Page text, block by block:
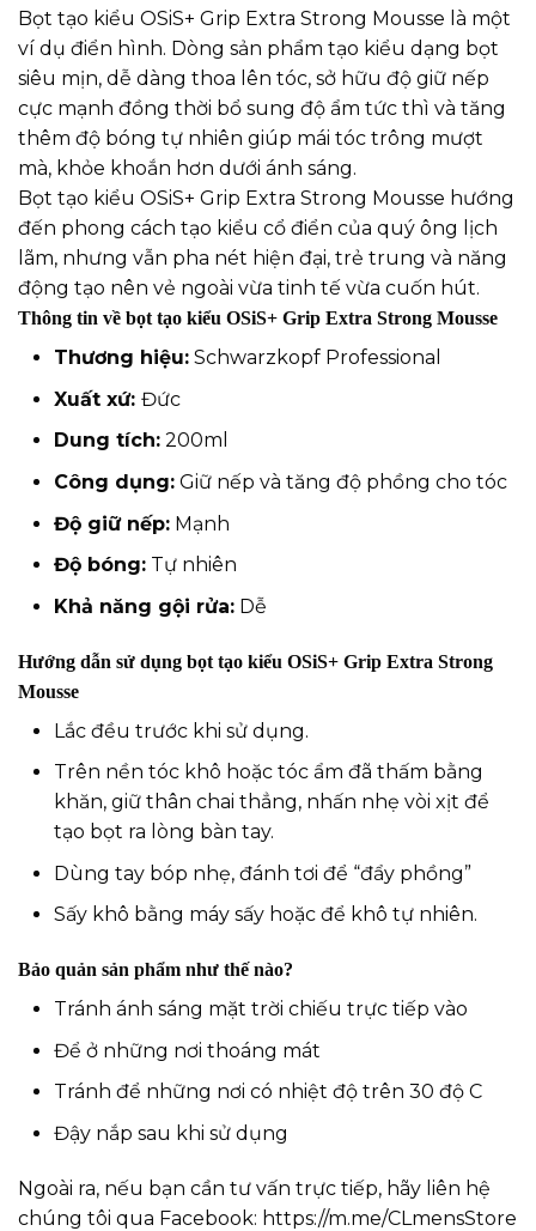
Bọt tạo kiểu OSiS+ Grip Extra Strong Mousse là một
ví dụ điển hình. Dòng sản phẩm tạo kiểu dạng bọt
siêu mịn, dễ dàng thoa lên tóc, sở hữu độ giữ nếp
cực mạnh đồng thời bổ sung độ ẩm tức thì và tăng
thêm độ bóng tự nhiên giúp mái tóc trông mượt
mà, khỏe khoắn hơn dưới ánh sáng.
Bọt tạo kiểu OSiS+ Grip Extra Strong Mousse hướng
đến phong cách tạo kiểu cổ điển của quý ông lịch
lãm, nhưng vẫn pha nét hiện đại, trẻ trung và năng
động tạo nên vẻ ngoài vừa tinh tế vừa cuốn hút.
Thông tin về bọt tạo kiểu OSiS+ Grip Extra Strong Mousse
Thương hiệu: Schwarzkopf Professional
Xuất xứ: Đức
Dung tích: 200ml
Công dụng: Giữ nếp và tăng độ phồng cho tóc
Độ giữ nếp: Mạnh
Độ bóng: Tự nhiên
Khả năng gội rửa: Dễ
Hướng dẫn sử dụng bọt tạo kiểu OSiS+ Grip Extra Strong
Mousse
Lắc đều trước khi sử dụng.
Trên nền tóc khô hoặc tóc ẩm đã thấm bằng
khăn, giữ thân chai thẳng, nhấn nhẹ vòi xịt để
tạo bọt ra lòng bàn tay.
Dùng tay bóp nhẹ, đánh tơi để “đẩy phồng”
Sấy khô bằng máy sấy hoặc để khô tự nhiên.
Bảo quản sản phẩm như thế nào?
Tránh ánh sáng mặt trời chiếu trực tiếp vào
Để ở những nơi thoáng mát
Tránh để những nơi có nhiệt độ trên 30 độ C
Đậy nắp sau khi sử dụng
Ngoài ra, nếu bạn cần tư vấn trực tiếp, hãy liên hệ
chúng tôi qua Facebook: https://m.me/CLmensStore